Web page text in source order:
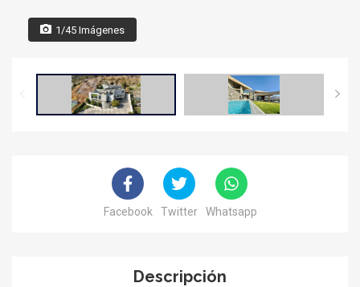
1/45 Imágenes
Facebook Twitter Whatsapp
Descripción